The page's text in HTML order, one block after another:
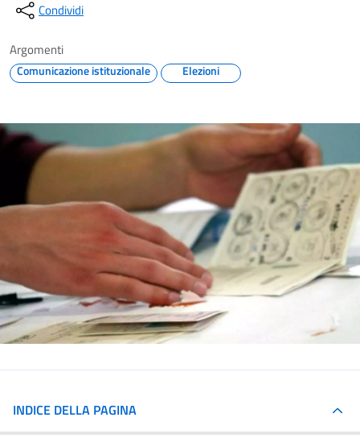
Condividi
Argomenti
Comunicazione istituzionale Elezioni
INDICE DELLA PAGINA